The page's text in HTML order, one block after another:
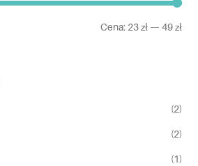
Cena: 23 zł —49 zł
(2)
(2)
(1)